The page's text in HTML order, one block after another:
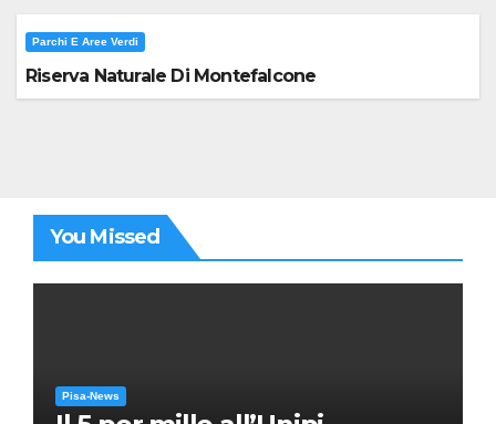
Parchi E Aree Verdi
Riserva Naturale Di Montefalcone
You Missed
Pisa-News